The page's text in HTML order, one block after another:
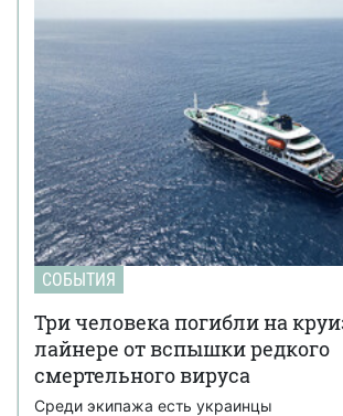
СОБЫТИЯ
Три человека погибли на
лайнере от вспышки редкого
смертельного вируса
Среди экипажа есть украинцы